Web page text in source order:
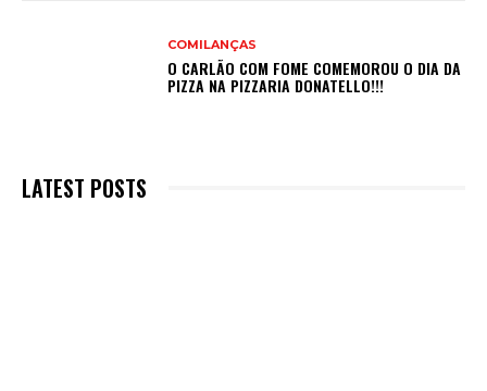
COMILANÇAS
O CARLÃO COM FOME COMEMOROU O DIA DA
PIZZA NA PIZZARIA DONATELLO!!!
LATEST POSTS